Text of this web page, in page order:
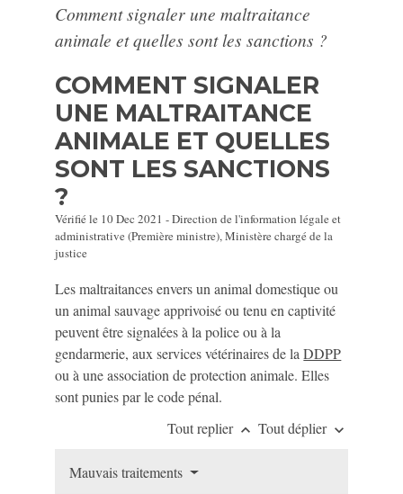
Comment signaler une maltraitance
animale et quelles sont les sanctions ?
COMMENT SIGNALER
UNE MALTRAITANCE
ANIMALE ET QUELLES
SONT LES SANCTIONS
?
Vérifié le 10 Dec 2021 - Direction de l'information légale et
administrative (Première ministre), Ministère chargé de la
justice
Les maltraitances envers un animal domestique ou
un animal sauvage apprivoisé ou tenu en captivité
peuvent être signalées à la police ou à la
gendarmerie, aux services vétérinaires de laDDPP
ou à une association de protection animale. Elles
sont punies par le code pénal.
Tout replier keyboard_arrow_up Tout déplier keyboard_arrow_down
Mauvais traitements